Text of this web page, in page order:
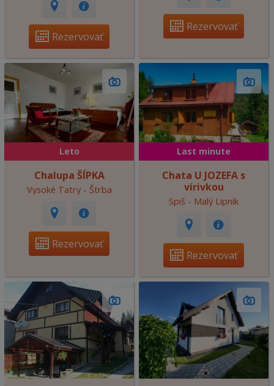
Rezervovať
Rezervovať
Leto
Chalupa ŠÍPKA
Vysoké Tatry - Štrba
Rezervovať
Last minute
Chata U JOZEFA s
vírivkou
Spiš - Malý Lipník
Rezervovať